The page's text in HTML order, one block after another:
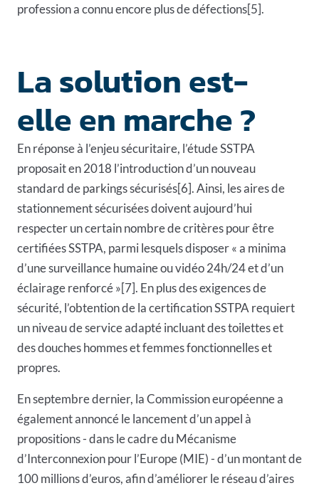
profession a connu encore plus de défections[5].
La solution est-
elle en marche ?
En réponse à l’enjeu sécuritaire, l’étude SSTPA
proposait en 2018 l’introduction d’un nouveau
standard de parkings sécurisés[6]. Ainsi, les aires de
stationnement sécurisées doivent aujourd’hui
respecter un certain nombre de critères pour être
certifiées SSTPA, parmi lesquels disposer « a minima
d’une surveillance humaine ou vidéo 24h/24 et d’un
éclairage renforcé »[7]. En plus des exigences de
sécurité, l’obtention de la certification SSTPA requiert
un niveau de service adapté incluant des toilettes et
des douches hommes et femmes fonctionnelles et
propres.
En septembre dernier, la Commission européenne a
également annoncé le lancement d’un appel à
propositions - dans le cadre du Mécanisme
d’Interconnexion pour l’Europe (MIE) - d’un montant de
100 millions d’euros, afin d’améliorer le réseau d’aires